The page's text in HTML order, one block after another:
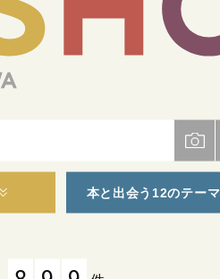
本と出会う12のテーマ